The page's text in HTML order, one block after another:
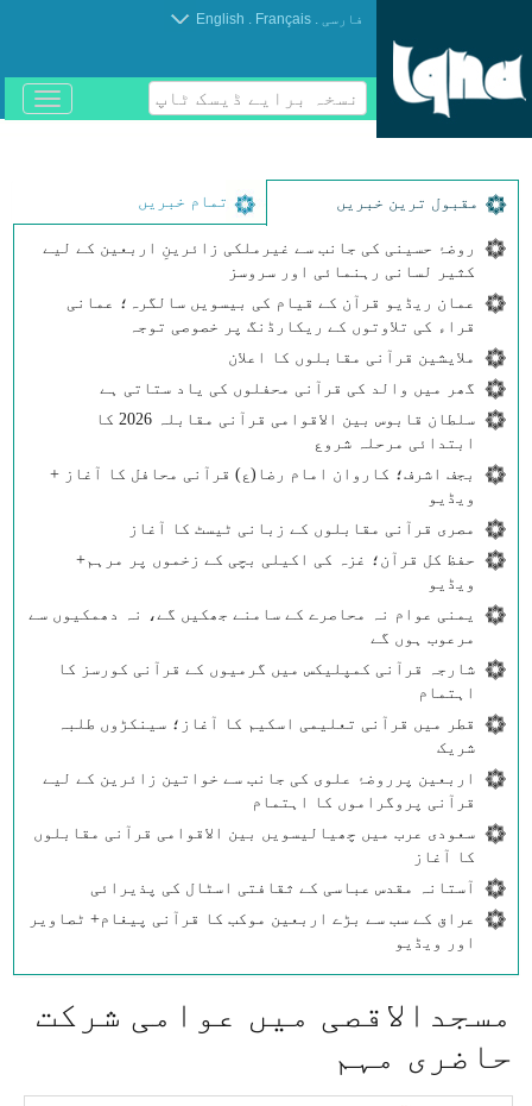
فارسی .
Français
.
English
نسخہ برایے ڈیسک ٹاپ
باز
و
مقبول ترین خبریں تمام خبریں
روضۂ حسینی کی جانب سے غیرملکی زائرینِ اربعین کے لیے
کثیر لسانی رہنمائی اور سروسز
عمان ریڈیو قرآن کے قیام کی بیسویں سالگرہ؛ عمانی
قراء کی تلاوتوں کے ریکارڈنگ پر خصوصی توجہ
ملایشین قرآنی مقابلوں کا اعلان
گھر میں والد کی قرآنی محفلوں کی یاد ستاتی ہے
سلطان قابوس بین الاقوامی قرآنی مقابلہ 2026 کا
ابتدائی مرحلہ شروع
بجف اشرف؛ کاروان امام رضا(ع) قرآنی محافل کا آغاز +
ویڈیو
مصری قرآنی مقابلوں کے زبانی ٹیسٹ کا آغاز
حفظ کل قرآن؛ غزہ کی اکیلی بچی کے زخموں پر مرہم+
ویڈیو
یمنی عوام نہ محاصرے کے سامنے جھکیں گے، نہ دھمکیوں سے
مرعوب ہوں گے
شارجہ قرآنی کمپلیکس میں گرمیوں کے قرآنی کورسز کا
اہتمام
قطر میں قرآنی تعلیمی اسکیم کا آغاز؛ سینکڑوں طلبہ
شریک
اربعین پرروضۂ علوی کی جانب سے خواتین زائرین کے لیے
قرآنی پروگراموں کا اہتمام
سعودی عرب میں چھیالیسویں بین الاقوامی قرآنی مقابلوں
کا آغاز
آستانہ مقدس عباسی کے ثقافتی اسٹال کی پذیرائی
عراق کے سب سے بڑے اربعین موکب کا قرآنی پیغام+ ٹصاویر
اور ویڈیو
مسجدالاقصی میں عوامی شرکت
حاضری مہم